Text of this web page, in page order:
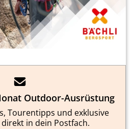
Outdoor-Ausrüstung
Tourentipps und exklusive
in dein Postfach.